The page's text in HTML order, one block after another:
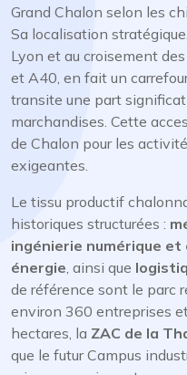
Grand Chalon selon les
Sa localisation
Lyon et au croisement
et A40, en fait un
transite une part
marchandises. Cette
de Chalon pour les
exigeantes.
Le tissu productif
historiques structurées :
ingénierie numérique et
énergie, ainsi que
de référence sont le parc
environ 360 entreprises
hectares, la ZAC de la
que le futur Campus